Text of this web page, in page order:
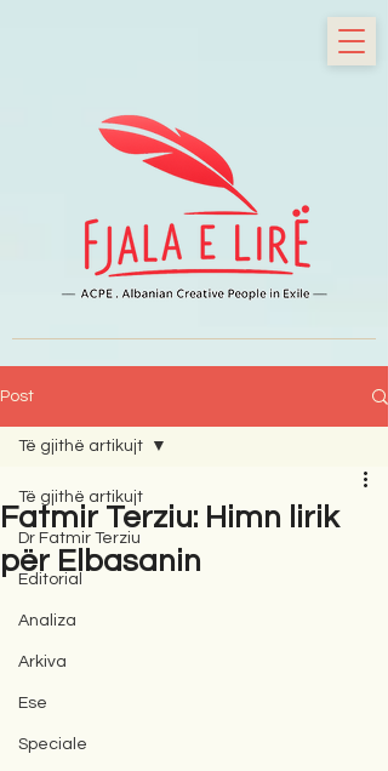
Post
Të gjithë artikujt
Dr Fatmir Terziu
Editorial
Analiza
Arkiva
Ese
Speciale
Të gjithë artikujt
Fatmir Terziu: Himn lirik
për Elbasanin